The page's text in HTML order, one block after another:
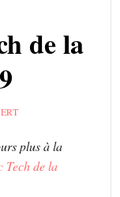
de la
plus à la
Tech de la